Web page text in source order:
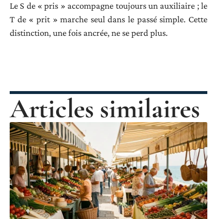
Le S de « pris » accompagne toujours un auxiliaire ; le
T de « prit » marche seul dans le passé simple. Cette
distinction, une fois ancrée, ne se perd plus.
Articles similaires